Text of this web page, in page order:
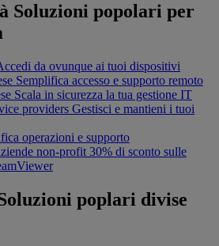
Soluzioni popolari per
da ovunque ai tuoi dispositivi
Semplifica accesso e supporto remoto
Scala in sicurezza la tua gestione IT
providers Gestisci e mantieni i tuoi
operazioni e supporto
non-profit 30% di sconto sulle
poplari divise